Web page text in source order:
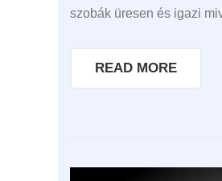
szobák üresen és igazi
READ MORE